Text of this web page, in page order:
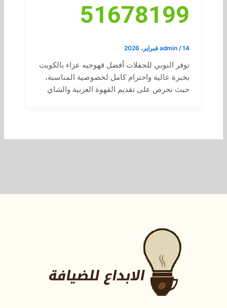
51678199
admin /14 فبراير، 2026
توفر النوبي للحفلات أفضل قهوجيه عزاء بالكويت
بخبرة عالية واحترام كامل لخصوصية المناسبة،
حيث نحرص على تقديم القهوة العربية والشاي